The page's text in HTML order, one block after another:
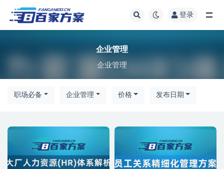
登录
企业管理
企业管理
职场必备 企业管理 价格 发布日期